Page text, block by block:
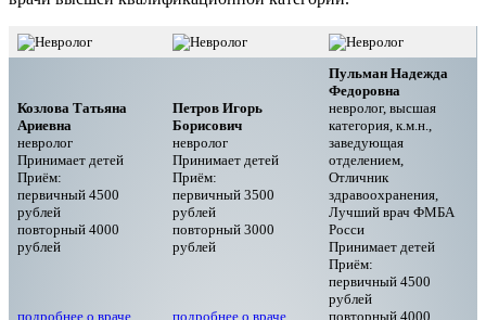
Козлова Татьяна
Ариевна
невролог
Принимает детей
Приём:
первичный 4500
рублей
повторный 4000
рублей
подробнее о враче….
Петров Игорь
Борисович
невролог
Принимает детей
Приём:
первичный 3500
рублей
повторный 3000
рублей
подробнее о враче….
Пульман Надежда
Федоровна
невролог, высшая
категория, к.м.н.,
заведующая
отделением,
Отличник
здравоохранения,
Лучший врач ФМБА
Росси
Принимает детей
Приём:
первичный 4500
рублей
повторный 4000